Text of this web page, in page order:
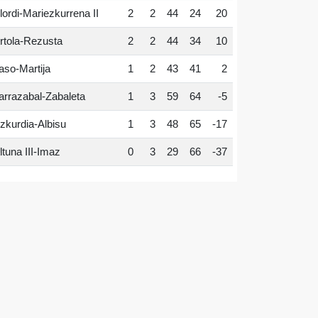
Mariezkurrena II 2 2 44 24 20
Rezusta 2 2 44 34 10
Martija 1 2 43 41 2
Zabaleta 1 3 59 64 -5
Albisu 1 3 48 65 -17
III-Imaz 0 3 29 66 -37